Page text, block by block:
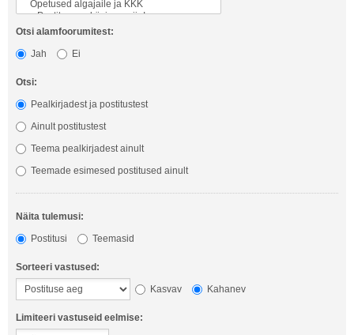
Otsi alamfoorumitest:
Jah
Ei
Otsi:
Pealkirjadest ja postitustest
Ainult postitustest
Teema pealkirjadest ainult
Teemade esimesed postitused ainult
Näita tulemusi:
Postitusi
Teemasid
Sorteeri vastused:
Kasvav
Kahanev
Limiteeri vastuseid eelmise: